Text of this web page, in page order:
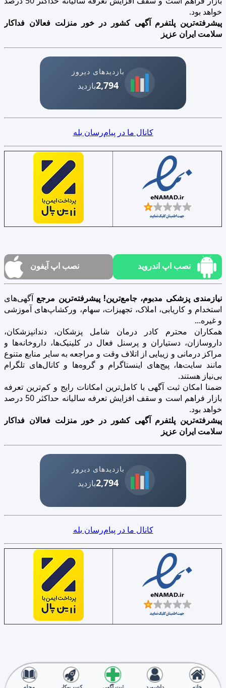
خواهد بود.
پیشرفته‌ترین پلتفرم آگهی کشور در خور منزلت فعالان فداکار
سلامت ایران عزیز
بازدیدهای دیروز
2,794بازدید
کانال ما در پیام‌رسان بله
نصب اپ اندروید نصب اپ آیفون
نیازمندی پزشکی مدبوم، جامع‌ترین! پیشرفته‌ترین مرجع آگهی‌های
استخدام و کاریابی، املاک، تجهیزات، سهام، ورکشاپ‌های آموزشی
و غیره...
همکاران محترم کادر درمان شامل پزشکان، دندانپزشکان،
داروسازان، دستیاران و پرسنل فعال در کلینیک‌ها، داروخانه‌ها و
مراکز درمانی و زیبایی از اتلاف وقت و مراجعه به سایر منابع متنوع
مانند سایت‌ها، پیج‌های اینستاگرام و گروه‌ها و کانال‌های تلگرام
بی‌نیاز هستند.
ضمنا امکان ثبت آگهی با کامل‌ترین امکانات رایج و کم‌ترین تعرفه
بازار فراهم است و سقف افزایش تعرفه سالیانه حداکثر 50 درصد
خواهد بود.
پیشرفته‌ترین پلتفرم آگهی کشور در خور منزلت فعالان فداکار
سلامت ایران عزیز
بازدیدهای دیروز
2,794بازدید
کانال ما در پیام‌رسان بله